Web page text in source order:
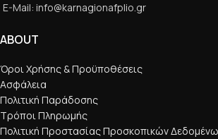
E-Mail: info@karnagionafplio.gr
ABOUT
Όροι Χρήσης & Προϋποθέσεις
Ασφάλεια
Πολιτική Παράδοσης
Τρόποι Πληρωμής
Πολιτική Προστασίας Προσκοπικών